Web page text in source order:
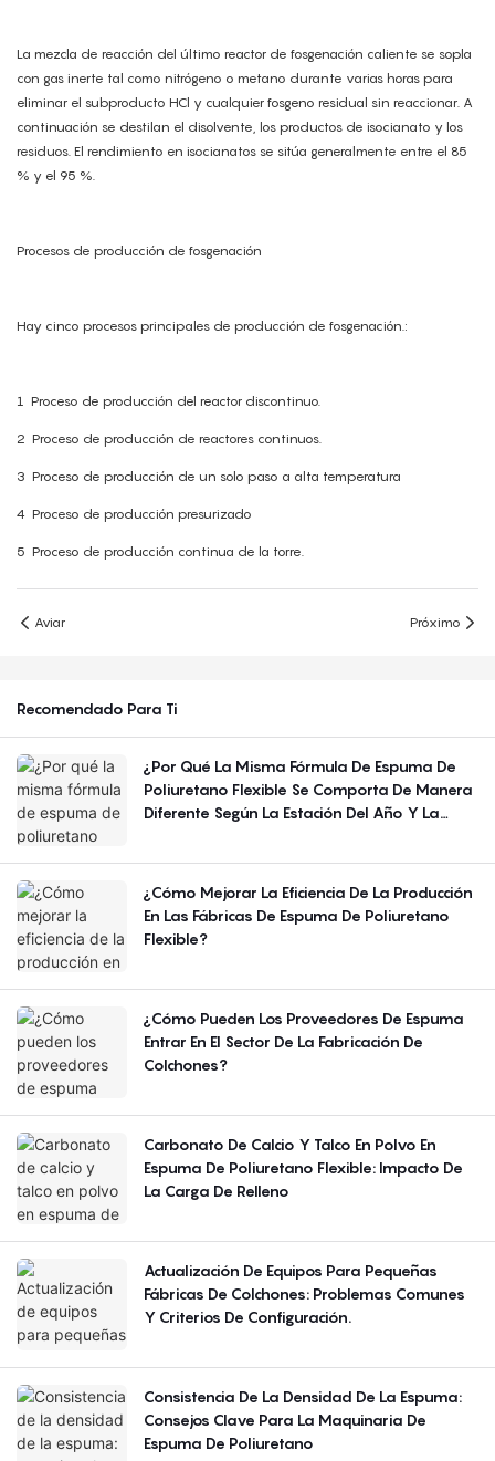
La mezcla de reacción del último reactor de fosgenación caliente se sopla
con gas inerte tal como nitrógeno o metano durante varias horas para
eliminar el subproducto HCl y cualquier fosgeno residual sin reaccionar. A
continuación se destilan el disolvente, los productos de isocianato y los
residuos. El rendimiento en isocianatos se sitúa generalmente entre el 85
% y el 95 %.
Procesos de producción de fosgenación
Hay cinco procesos principales de producción de fosgenación.:
1 Proceso de producción del reactor discontinuo.
2 Proceso de producción de reactores continuos.
3 Proceso de producción de un solo paso a alta temperatura
4 Proceso de producción presurizado
5 Proceso de producción continua de la torre.
Aviar Próximo
Recomendado Para Ti
¿Por Qué La Misma Fórmula De Espuma De
Poliuretano Flexible Se Comporta De Manera
Diferente Según La Estación Del Año Y La
¿Cómo Mejorar La Eficiencia De La Producción
En Las Fábricas De Espuma De Poliuretano
Flexible?
¿Cómo Pueden Los Proveedores De Espuma
Entrar En El Sector De La Fabricación De
Colchones?
Carbonato De Calcio Y Talco En Polvo En
Espuma De Poliuretano Flexible: Impacto De
La Carga De Relleno
Actualización De Equipos Para Pequeñas
Fábricas De Colchones: Problemas Comunes
Y Criterios De Configuración.
Consistencia De La Densidad De La Espuma:
Consejos Clave Para La Maquinaria De
Espuma De Poliuretano